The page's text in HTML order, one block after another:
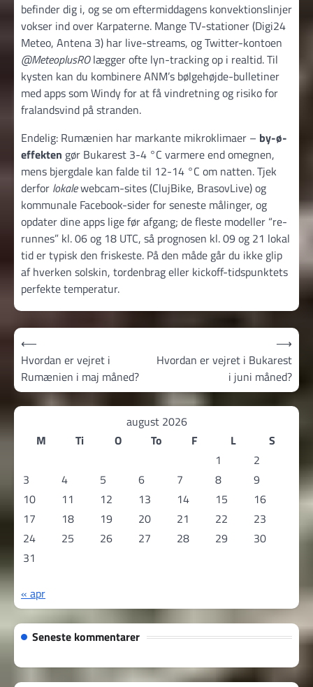
befinder dig i, og se om eftermiddagens konvektionslinjer
vokser ind over Karpaterne. Mange TV-stationer (Digi24
Meteo, Antena 3) har live-streams, og Twitter-kontoen
@MeteoplusROlægger ofte lyn-tracking op i realtid. Til
kysten kan du kombinere ANM’s bølgehøjde-bulletiner
med apps som Windy for at få vindretning og risiko for
fralandsvind på stranden.
Endelig: Rumænien har markante mikroklimaer – by-ø-
effekten gør Bukarest 3-4 °C varmere end omegnen,
mens bjergdale kan falde til 12-14 °C om natten. Tjek
derfor lokalewebcam-sites (ClujBike, BrasovLive) og
kommunale Facebook-sider for seneste målinger, og
opdater dine apps lige før afgang; de fleste modeller “re-
runnes” kl. 06 og 18 UTC, så prognosen kl. 09 og 21 lokal
tid er typisk den friskeste. På den måde går du ikke glip
af hverken solskin, tordenbrag eller kickoff-tidspunktets
perfekte temperatur.
Indlægsnavigation
⟵
Hvordan er vejret i
Rumænien i maj måned?
Hvordan er vejret i Bukarest
i juni måned?
⟶
august 2026
M
Ti O To F L
S
1
2
3
4 5 6 7 8
9
10
11 12 13 14 15
16
17
18 19 20 21 22
23
24
25 26 27 28 29
30
31
« apr
Seneste kommentarer